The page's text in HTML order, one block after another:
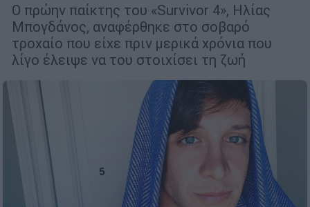
Ο πρώην παίκτης του «Survivor 4», Ηλίας
Μπογδάνος, αναφέρθηκε στο σοβαρό
τροχαίο που είχε πριν μερικά χρόνια που
λίγο έλειψε να του στοιχίσει τη ζωή